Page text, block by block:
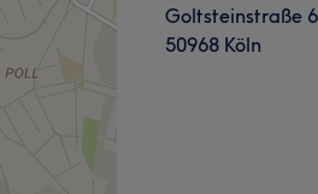
Goltsteinstraße
50968 Köln